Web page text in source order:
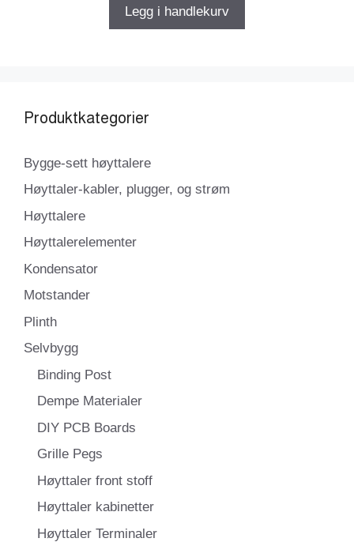
var:
kr11200.00.
Legg i handlekurv
Produktkategorier
Bygge-sett høyttalere
Høyttaler-kabler, plugger, og strøm
Høyttalere
Høyttalerelementer
Kondensator
Motstander
Plinth
Selvbygg
Binding Post
Dempe Materialer
DIY PCB Boards
Grille Pegs
Høyttaler front stoff
Høyttaler kabinetter
Høyttaler Terminaler